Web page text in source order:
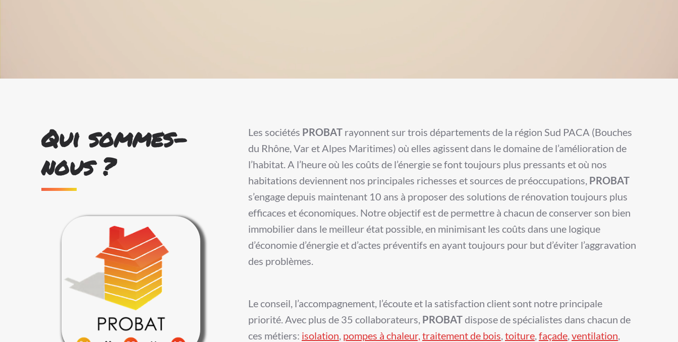
Qui sommes-
nous ?
Les sociétés PROBAT rayonnent sur trois départements de la région Sud PACA (Bouches
du Rhône, Var et Alpes Maritimes) où elles agissent dans le domaine de l’amélioration de
l’habitat. A l’heure où les coûts de l’énergie se font toujours plus pressants et où nos
habitations deviennent nos principales richesses et sources de préoccupations, PROBAT
s’engage depuis maintenant 10 ans à proposer des solutions de rénovation toujours plus
efficaces et économiques. Notre objectif est de permettre à chacun de conserver son bien
immobilierdans le meilleur état possible, en minimisant les coûts dans une logique
d’économie d’énergie et d’actes préventifs en ayant toujours pour but d’éviter l’aggravation
des problèmes.
Le conseil, l’accompagnement, l’écoute et la satisfaction client sont notre principale
priorité. Avec plus de 35 collaborateurs, PROBATdispose de spécialistes dans chacun de
ces métiers: isolation, pompes à chaleur,traitement de bois, toiture, façade, ventilation,